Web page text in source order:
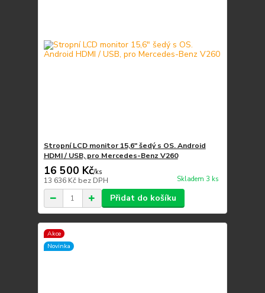
Stropní LCD monitor 15,6" šedý s OS. Android
HDMI / USB, pro Mercedes-Benz V260
16 500 Kč/ks
13 636 Kč bez DPH Skladem 3 ks
Přidat do košíku
Akce
Novinka